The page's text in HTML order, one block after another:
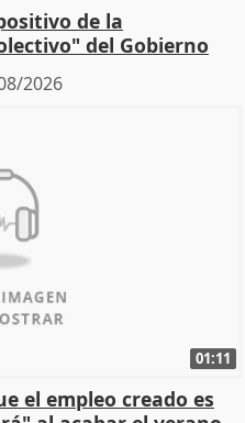
de la
del Gobierno
2026
01:11
el empleo creado es